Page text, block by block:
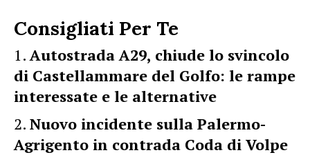
Consigliati Per Te
Autostrada A29, chiude lo svincolo
di Castellammare del Golfo: le rampe
interessate e le alternative
Nuovo incidente sulla Palermo-
Agrigento in contrada Coda di Volpe